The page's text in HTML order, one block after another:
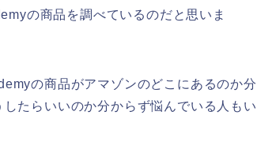
の商品を調べているのだと思いま
の商品がアマゾンのどこにあるのか分
たらいいのか分からず悩んでいる人もい